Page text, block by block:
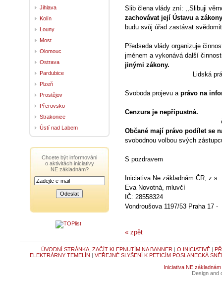
Slib člena vlády zní: ,,Slibuji
zachovávat její Ústavu a
budu svůj úřad zastávat
Předseda vlády organizuje
jménem a vykonává další
jinými zákony.
Lidská
Svoboda projevu a právo na
Cenzura je nepřípustná.
Občané mají právo podílet se
svobodnou volbou svých
S pozdravem
Iniciativa Ne základnám ČR, z.s.
Eva Novotná, mluvčí
IČ: 28558324
Vondroušova 1197/53 Praha 17 -
« zpět
Jihlava
Kolín
Louny
Most
Olomouc
Ostrava
Pardubice
Plzeň
Prostějov
Přerovsko
Strakonice
Ústí nad Labem
Chcete být informováni
o aktivitách iniciativy
NE základnám?
ÚVODNÍ STRÁNKA, ZAČÍT KLEPNUTÍM NA BANNER | O INICIATIVĚ|
ELEKTRÁRNY TEMELÍN | VEŘEJNÉ SLYŠENÍ K PETICÍM POSLANECKÁ
Iniciativa NE základnám
Design and